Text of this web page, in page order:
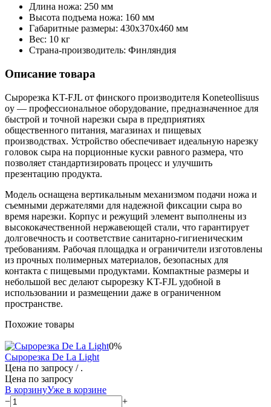
Длина ножа: 250 мм
Высота подъема ножа: 160 мм
Габаритные размеры: 430х370х460 мм
Вес: 10 кг
Страна-производитель: Финляндия
Описание товара
Сырорезка KT-FJL от финского производителя Koneteollisuus
oy — профессиональное оборудование, предназначенное для
быстрой и точной нарезки сыра в предприятиях
общественного питания, магазинах и пищевых
производствах. Устройство обеспечивает идеальную нарезку
головок сыра на порционные куски равного размера, что
позволяет стандартизировать процесс и улучшить
презентацию продукта.
Модель оснащена вертикальным механизмом подачи ножа и
съемными держателями для надежной фиксации сыра во
время нарезки. Корпус и режущий элемент выполнены из
высококачественной нержавеющей стали, что гарантирует
долговечность и соответствие санитарно-гигиеническим
требованиям. Рабочая площадка и ограничители изготовлены
из прочных полимерных материалов, безопасных для
контакта с пищевыми продуктами. Компактные размеры и
небольшой вес делают сырорезку KT-FJL удобной в
использовании и размещении даже в ограниченном
пространстве.
Похожие товары
0%
Сырорезка De La Light
Цена по запросу / .
Цена по запросу
В корзинуУже в корзине
−
+